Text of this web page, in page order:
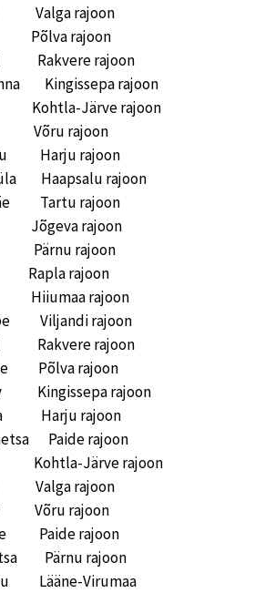
Valga rajoon
Põlva rajoon
Rakvere rajoon
Kingissepa rajoon
Kohtla-Järve rajoon
Võru rajoon
Harju rajoon
Haapsalu rajoon
Tartu rajoon
Jõgeva rajoon
Pärnu rajoon
rajoon
Hiiumaa rajoon
Viljandi rajoon
Rakvere rajoon
Põlva rajoon
Kingissepa rajoon
Harju rajoon
Paide rajoon
Kohtla-Järve rajoon
Valga rajoon
Võru rajoon
Paide rajoon
Pärnu rajoon
Lääne-Virumaa